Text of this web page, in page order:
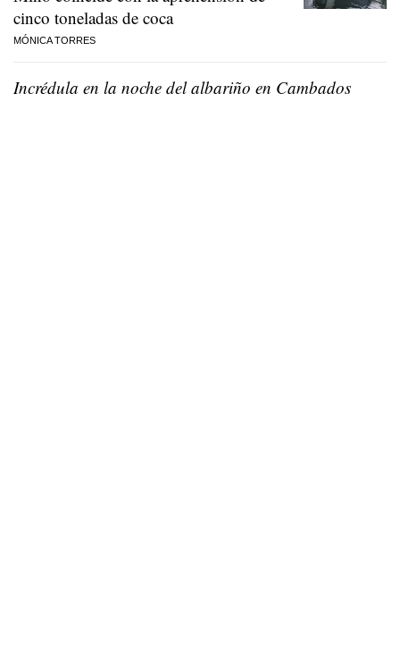
cinco toneladas de coca
MÓNICA TORRES
Incrédula en la noche del albariño en Cambados